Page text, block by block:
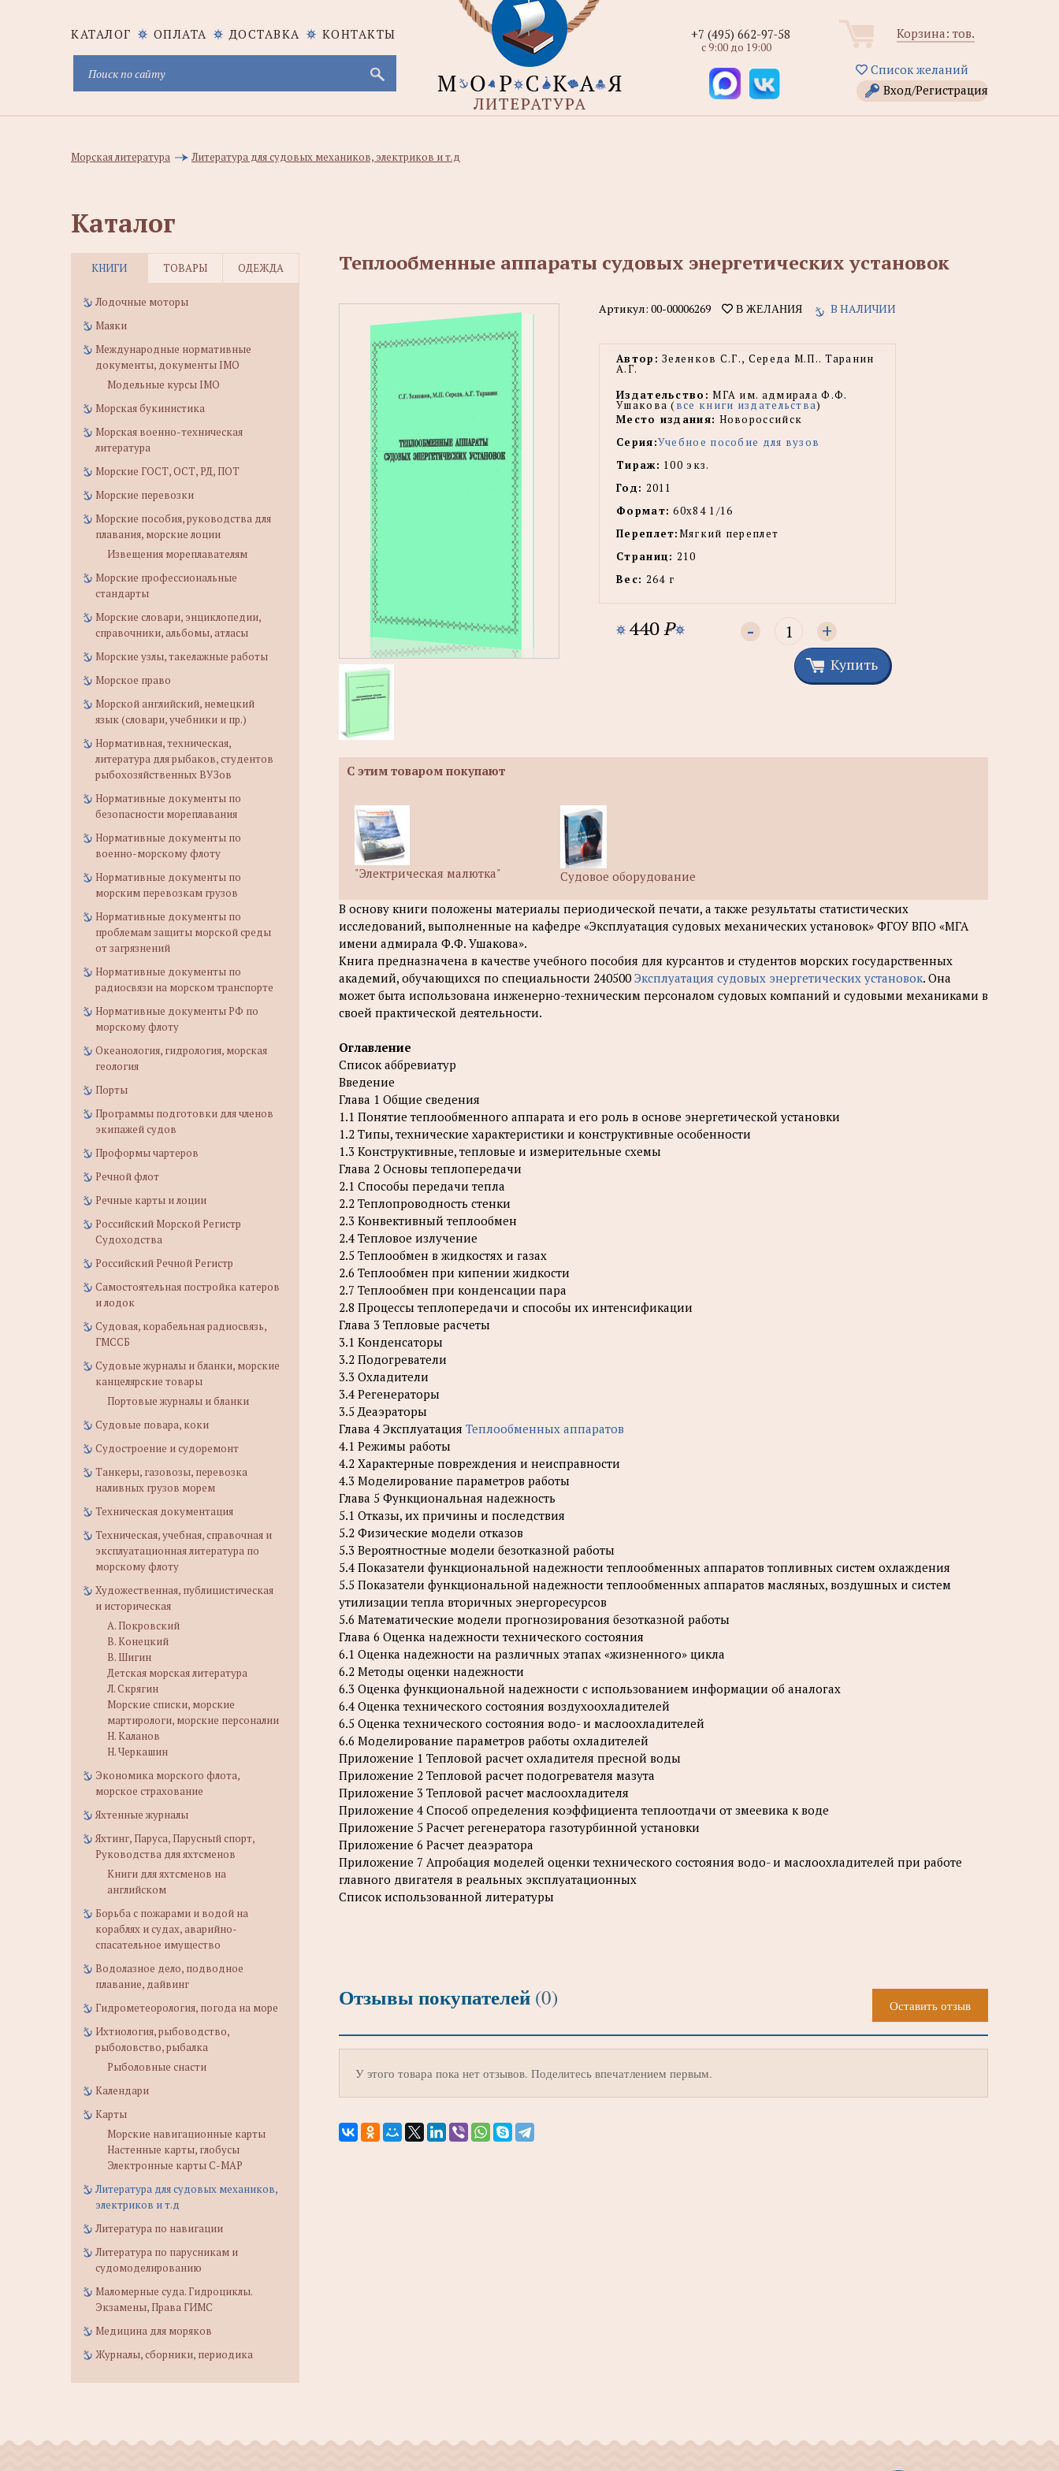
КАТАЛОГ ОПЛАТА ДОСТАВКА КОНТАКТЫ Корзина: тов.
Список желаний
Вход/Регистрация
+7 (495) 662-97-58
с 9:00 до 19:00
Морская литература Литература для судовых механиков, электриков и т.д
Каталог
КНИГИ ТОВАРЫ ОДЕЖДА
Лодочные моторы
Маяки
Международные нормативные
документы, документы IMO
Модельные курсы IMO
Морская букинистика
Морская военно-техническая
литература
Морские ГОСТ, ОСТ, РД, ПОТ
Морские перевозки
Морские пособия, руководства для
плавания, морские лоции
Извещения мореплавателям
Морские профессиональные
стандарты
Морские словари, энциклопедии,
справочники, альбомы, атласы
Морские узлы, такелажные работы
Морское право
Морской английский, немецкий
язык (словари, учебники и пр.)
Нормативная, техническая,
литература для рыбаков, студентов
рыбохозяйственных ВУЗов
Нормативные документы по
безопасности мореплавания
Нормативные документы по
военно-морскому флоту
Нормативные документы по
морским перевозкам грузов
Нормативные документы по
проблемам защиты морской среды
от загрязнений
Нормативные документы по
радиосвязи на морском транспорте
Нормативные документы РФ по
морскому флоту
Океанология, гидрология, морская
геология
Порты
Программы подготовки для членов
экипажей судов
Проформы чартеров
Речной флот
Речные карты и лоции
Российский Морской Регистр
Судоходства
Российский Речной Регистр
Самостоятельная постройка катеров
и лодок
Судовая, корабельная радиосвязь,
ГМССБ
Судовые журналы и бланки, морские
канцелярские товары
Портовые журналы и бланки
Судовые повара, коки
Судостроение и судоремонт
Танкеры, газовозы, перевозка
наливных грузов морем
Техническая документация
Техническая, учебная, справочная и
эксплуатационная литература по
морскому флоту
Художественная, публицистическая
и историческая
А. Покровский
В. Конецкий
В. Шигин
Детская морская литература
Л. Скрягин
Морские списки, морские
мартирологи, морские персоналии
Н. Каланов
Н. Черкашин
Экономика морского флота,
морское страхование
Яхтенные журналы
Яхтинг, Паруса, Парусный спорт,
Руководства для яхтсменов
Книги для яхтсменов на
английском
Борьба с пожарами и водой на
кораблях и судах, аварийно-
спасательное имущество
Водолазное дело, подводное
плавание, дайвинг
Гидрометеорология, погода на море
Ихтиология, рыбоводство,
рыболовство, рыбалка
Рыболовные снасти
Календари
Карты
Морские навигационные карты
Настенные карты, глобусы
Электронные карты C-MAP
Литература для судовых механиков,
электриков и т.д
Литература по навигации
Литература по парусникам и
судомоделированию
Маломерные суда. Гидроциклы.
Экзамены, Права ГИМС
Медицина для моряков
Журналы, сборники, периодика
Теплообменные аппараты судовых энергетических установок
Артикул: 00-00006269 В ЖЕЛАНИЯ В НАЛИЧИИ
Автор: Зеленков С.Г., Середа М.П.. Таранин
А.Г.
Издательство: МГА им. адмирала Ф.Ф.
Ушакова (все книги издательства)
Место издания: Новороссийск
Серия:Учебное пособие для вузов
Тираж: 100 экз.
Год: 2011
Формат: 60х84 1/16
Переплет:Мягкий переплет
Страниц: 210
Вес: 264 г
440P - +
Купить
С этим товаром покупают
"Электрическая малютка" Судовое оборудование
В основу книги положены материалы периодической печати, а также результаты статистических
исследований, выполненные на кафедре «Эксплуатация судовых механических установок» ФГОУ ВПО «МГА
имени адмирала Ф.Ф. Ушакова».
Книга предназначена в качестве учебного пособия для курсантов и студентов морских государственных
академий, обучающихся по специальности 240500Эксплуатация судовых энергетических установок. Она
может быта использована инженерно-техническим персоналом судовых компаний и судовыми механиками в
своей практической деятельности.
Оглавление
Список аббревиатур
Введение
Глава 1 Общие сведения
1.1 Понятие теплообменного аппарата и его роль в основе энергетической установки
1.2 Типы, технические характеристики и конструктивные особенности
1.3 Конструктивные, тепловые и измерительные схемы
Глава 2 Основы теплопередачи
2.1 Способы передачи тепла
2.2 Теплопроводность стенки
2.3 Конвективный теплообмен
2.4 Тепловое излучение
2.5 Теплообмен в жидкостях и газах
2.6 Теплообмен при кипении жидкости
2.7 Теплообмен при конденсации пара
2.8 Процессы теплопередачи и способы их интенсификации
Глава 3 Тепловые расчеты
3.1 Конденсаторы
3.2 Подогреватели
3.3 Охладители
3.4 Регенераторы
3.5 Деаэраторы
Глава 4 Эксплуатация Теплообменных аппаратов
4.1 Режимы работы
4.2 Характерные повреждения и неисправности
4.3 Моделирование параметров работы
Глава 5 Функциональная надежность
5.1 Отказы, их причины и последствия
5.2 Физические модели отказов
5.3 Вероятностные модели безотказной работы
5.4 Показатели функциональной надежности теплообменных аппаратов топливных систем охлаждения
5.5 Показатели функциональной надежности теплообменных аппаратов масляных, воздушных и систем
утилизации тепла вторичных энергоресурсов
5.6 Математические модели прогнозирования безотказной работы
Глава 6 Оценка надежности технического состояния
6.1 Оценка надежности на различных этапах «жизненного» цикла
6.2 Методы оценки надежности
6.3 Оценка функциональной надежности с использованием информации об аналогах
6.4 Оценка технического состояния воздухоохладителей
6.5 Оценка технического состояния водо- и маслоохладителей
6.6 Моделирование параметров работы охладителей
Приложение 1 Тепловой расчет охладителя пресной воды
Приложение 2 Тепловой расчет подогревателя мазута
Приложение 3 Тепловой расчет маслоохладителя
Приложение 4 Способ определения коэффициента теплоотдачи от змеевика к воде
Приложение 5 Расчет регенератора газотурбинной установки
Приложение 6 Расчет деаэратора
Приложение 7 Апробация моделей оценки технического состояния водо- и маслоохладителей при работе
главного двигателя в реальных эксплуатационных
Список использованной литературы
Отзывы покупателей (0) Оставить отзыв
У этого товара пока нет отзывов. Поделитесь впечатлением первым.